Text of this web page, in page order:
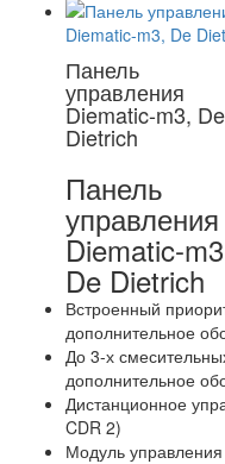
Панель
управления
Diematic-m3, De
Dietrich
Панель
управления
Diematic-
De Dietrich
Встроенный
дополнительное
До 3-х
дополнительное
Дистанционное
CDR 2)
Модуль